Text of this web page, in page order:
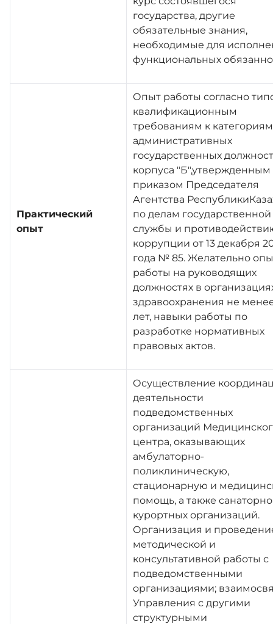
государства, другие
обязательные знания,
необходимые для
функциональных
Практический
опыт
Опыт работы согласно
квалификационным
требованиям к категориям
административных
государственных
корпуса "Б",утвержденным
приказом Председателя
Агентства
по делам государственной
службы и
коррупции от 13 декабря
года № 85. Желательно
работы на руководящих
должностях в
здравоохранения не
лет, навыки работы по
разработке нормативных
правовых актов.
Осуществление
деятельности
подведомственных
организаций
центра, оказывающих
амбулаторно-
поликлиническую,
стационарную и
помощь, а также
курортных организаций.
Организация и
методической и
консультативной работы с
подведомственными
организациями;
Управления с другими
структурными